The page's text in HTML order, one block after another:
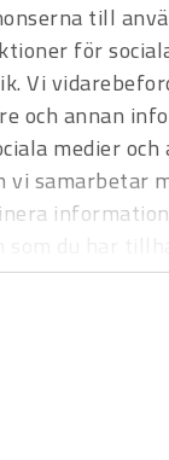
till
för
Vi
och annan
medier och
samarbetar
in när du